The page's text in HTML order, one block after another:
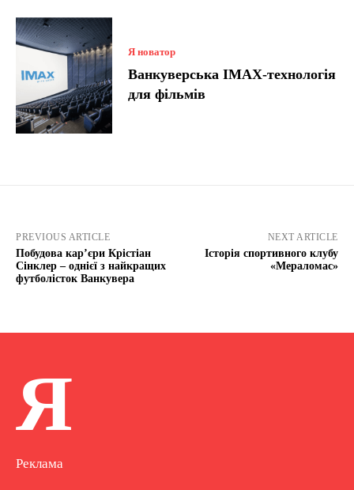
Я новатор
Ванкуверська IMAX-технологія
для фільмів
PREVIOUS ARTICLE
Побудова кар’єри Крістіан
Сінклер – однієї з найкращих
футболісток Ванкувера
NEXT ARTICLE
Історія спортивного клубу
«Мераломас»
Я
Реклама